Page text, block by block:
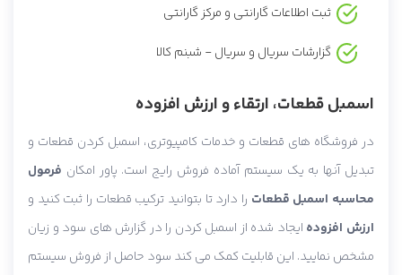
ثبت اطلاعات گارانتی و مرکز گارانتی
گزارشات سریال و سریال - شبنم کالا
اسمبل قطعات، ارتقاء و ارزش افزوده
در فروشگاه های قطعات و خدمات کامپیوتری، اسمبل کردن قطعات و
تبدیل آنها به یک سیستم آماده فروش رایج است. پاور امکان فرمول
محاسبه اسمبل قطعات را دارد تا بتوانید ترکیب قطعات را ثبت کنید و
ارزش افزوده ایجاد شده از اسمبل کردن را در گزارش های سود و زیان
مشخص نمایید. این قابلیت کمک می کند سود حاصل از فروش سیستم